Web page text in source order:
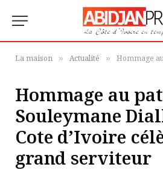
La maison » Actualité » Hommage au patriarche
Hommage au
Souleymane
Cote d’Ivoire
grand serviteur